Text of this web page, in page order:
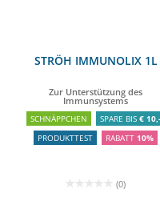
STRÖH IMMUNOLIX 1L
Zur Unterstützung des
Immunsystems
SCHNÄPPCHEN SPARE BIS € 10,-
PRODUKTTEST
RABATT 10%
(0)